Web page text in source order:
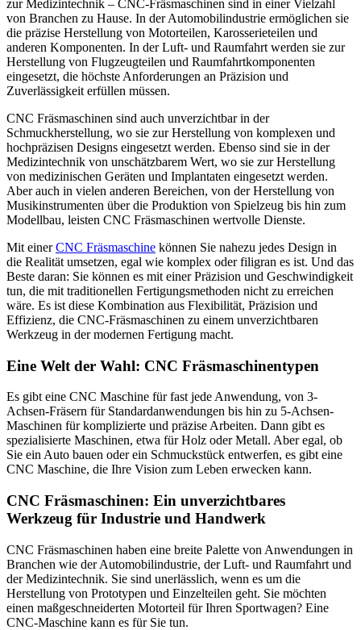
zur Medizintechnik – CNC-Fräsmaschinen sind in einer Vielzahl
von Branchen zu Hause. In der Automobilindustrie ermöglichen sie
die präzise Herstellung von Motorteilen, Karosserieteilen und
anderen Komponenten. In der Luft- und Raumfahrt werden sie zur
Herstellung von Flugzeugteilen und Raumfahrtkomponenten
eingesetzt, die höchste Anforderungen an Präzision und
Zuverlässigkeit erfüllen müssen.
CNC Fräsmaschinen sind auch unverzichtbar in der
Schmuckherstellung, wo sie zur Herstellung von komplexen und
hochpräzisen Designs eingesetzt werden. Ebenso sind sie in der
Medizintechnik von unschätzbarem Wert, wo sie zur Herstellung
von medizinischen Geräten und Implantaten eingesetzt werden.
Aber auch in vielen anderen Bereichen, von der Herstellung von
Musikinstrumenten über die Produktion von Spielzeug bis hin zum
Modellbau, leisten CNC Fräsmaschinen wertvolle Dienste.
Mit einerCNC Fräsmaschine können Sie nahezu jedes Design in
die Realität umsetzen, egal wie komplex oder filigran es ist. Und das
Beste daran: Sie können es mit einer Präzision und Geschwindigkeit
tun, die mit traditionellen Fertigungsmethoden nicht zu erreichen
wäre. Es ist diese Kombination aus Flexibilität, Präzision und
Effizienz, die CNC-Fräsmaschinen zu einem unverzichtbaren
Werkzeug in der modernen Fertigung macht.
Eine Welt der Wahl: CNC Fräsmaschinentypen
Es gibt eine CNC Maschine für fast jede Anwendung, von 3-
Achsen-Fräsern für Standardanwendungen bis hin zu 5-Achsen-
Maschinen für komplizierte und präzise Arbeiten. Dann gibt es
spezialisierte Maschinen, etwa für Holz oder Metall. Aber egal, ob
Sie ein Auto bauen oder ein Schmuckstück entwerfen, es gibt eine
CNC Maschine, die Ihre Vision zum Leben erwecken kann.
CNC Fräsmaschinen: Ein unverzichtbares
Werkzeug für Industrie und Handwerk
CNC Fräsmaschinen haben eine breite Palette von Anwendungen in
Branchen wie der Automobilindustrie, der Luft- und Raumfahrt und
der Medizintechnik. Sie sind unerlässlich, wenn es um die
Herstellung von Prototypen und Einzelteilen geht. Sie möchten
einen maßgeschneiderten Motorteil für Ihren Sportwagen? Eine
CNC-Maschine kann es für Sie tun.